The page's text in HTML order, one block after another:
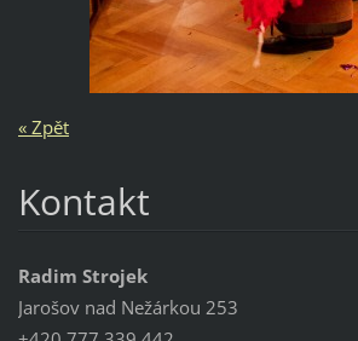
« Zpět
Kontakt
Radim Strojek
Jarošov nad Nežárkou 253